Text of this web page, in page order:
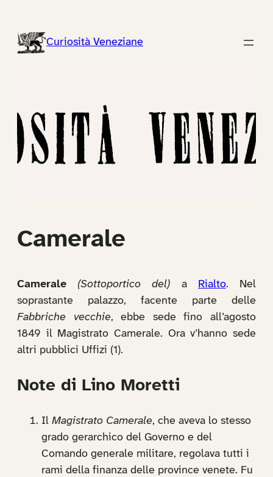
contenutoCuriosità Veneziane
Camerale
Camerale (Sottoportico del) a Rialto. Nel
soprastante palazzo, facente parte delle
Fabbriche vecchie, ebbe sede fino all’agosto
1849 il Magistrato Camerale. Ora v’hanno sede
altri pubblici Uffizi (1).
Note di Lino Moretti
Il Magistrato Camerale, che aveva lo stesso
grado gerarchico del Governo e del
Comando generale militare, regolava tutti i
rami della finanza delle province venete. Fu